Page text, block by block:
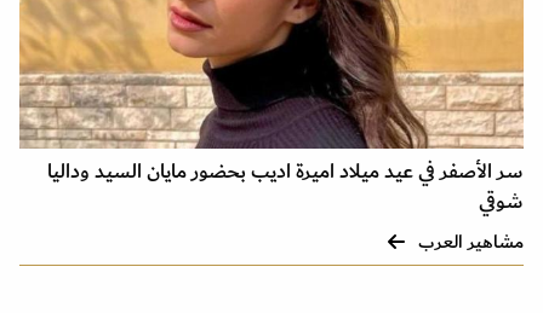
سر الأصفر في عيد ميلاد اميرة اديب بحضور مايان السيد وداليا
شوقي
مشاهير العرب